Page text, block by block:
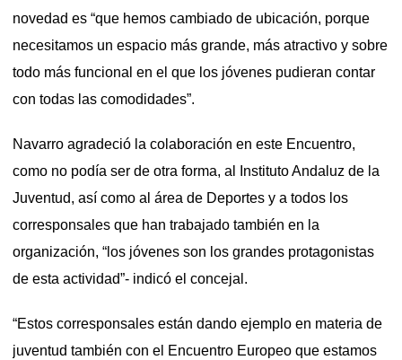
novedad es “que hemos cambiado de ubicación, porque
necesitamos un espacio más grande, más atractivo y sobre
todo más funcional en el que los jóvenes pudieran contar
con todas las comodidades”.
Navarro agradeció la colaboración en este Encuentro,
como no podía ser de otra forma, al Instituto Andaluz de la
Juventud, así como al área de Deportes y a todos los
corresponsales que han trabajado también en la
organización, “los jóvenes son los grandes protagonistas
de esta actividad”- indicó el concejal.
“Estos corresponsales están dando ejemplo en materia de
juventud también con el Encuentro Europeo que estamos